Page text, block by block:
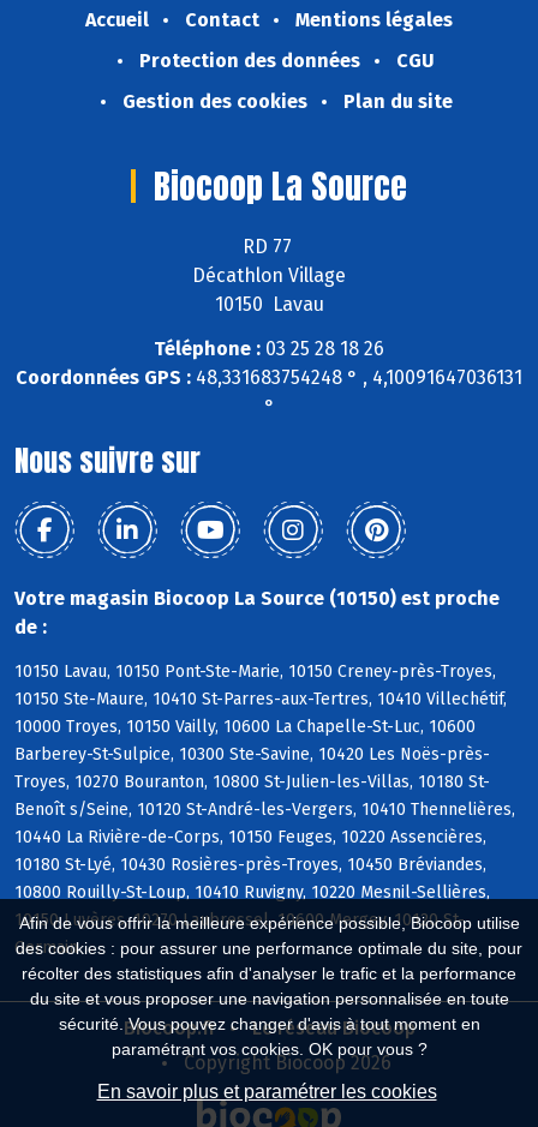
Afin de vous offrir la meilleure expérience possible, Biocoop utilise
des cookies : pour assurer une performance optimale du site, pour
récolter des statistiques afin d'analyser le trafic et la performance
du site et vous proposer une navigation personnalisée en toute
sécurité. Vous pouvez changer d'avis à tout moment en
paramétrant vos cookies. OK pour vous ?
En savoir plus et paramétrer les cookies
Accueil Contact
Mentions légales
Protection des données
CGU
Gestion des cookies
Plan du site
Biocoop La Source
RD 77
Décathlon Village
10150 Lavau
Téléphone : 03 25 28 18 26
Coordonnées GPS : 48,331683754248 ° , 4,10091647036131
°
Nous suivre sur
Votre magasin Biocoop La Source (10150) est proche
de :
10150 Lavau, 10150 Pont-Ste-Marie, 10150 Creney-près-Troyes,
10150 Ste-Maure, 10410 St-Parres-aux-Tertres, 10410 Villechétif,
10000 Troyes, 10150 Vailly, 10600 La Chapelle-St-Luc, 10600
Barberey-St-Sulpice, 10300 Ste-Savine, 10420 Les Noës-près-
Troyes, 10270 Bouranton, 10800 St-Julien-les-Villas, 10180 St-
Benoît s/Seine, 10120 St-André-les-Vergers, 10410 Thennelières,
10440 La Rivière-de-Corps, 10150 Feuges, 10220 Assencières,
10180 St-Lyé, 10430 Rosières-près-Troyes, 10450 Bréviandes,
10800 Rouilly-St-Loup, 10410 Ruvigny, 10220 Mesnil-Sellières,
10150 Luyères, 10270 Laubressel, 10600 Mergey, 10120 St-
Germain
Biocoop.fr
Le réseau Biocoop
Copyright Biocoop 2026